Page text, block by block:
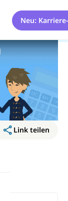
Neu:
Link teilen